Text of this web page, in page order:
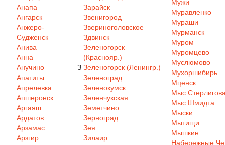
Анапа
Ангарск
Анжеро-
Судженск
Анива
Анна
Анучино
Апатиты
Апрелевка
Апшеронск
Аргаяш
Ардатов
Арзамас
Арзгир
З
Зарайск
Звенигород
Звериноголовское
Здвинск
Зеленогорск
(Краснояр.)
Зеленогорск (Ленингр.)
Зеленоград
Зеленокумск
Зеленчукская
Земетчино
Зерноград
Зея
Зилаир
Мужи
Муравленко
Мураши
Мурманск
Муром
Муромцево
Муслюмово
Мухоршибирь
Мценск
Мыс
Мыс Шмидта
Мыски
Мытищи
Мышкин
Набережные